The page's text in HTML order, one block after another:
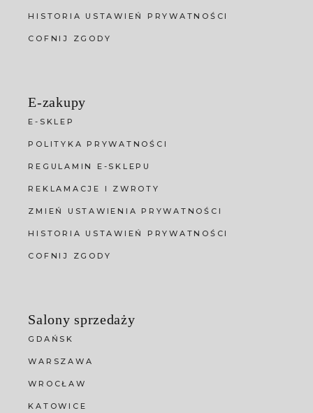
HISTORIA USTAWIEŃ PRYWATNOŚCI
COFNIJ ZGODY
E-zakupy
E-SKLEP
POLITYKA PRYWATNOŚCI
REGULAMIN E-SKLEPU
REKLAMACJE I ZWROTY
ZMIEŃ USTAWIENIA PRYWATNOŚCI
HISTORIA USTAWIEŃ PRYWATNOŚCI
COFNIJ ZGODY
Salony sprzedaży
GDAŃSK
WARSZAWA
WROCŁAW
KATOWICE